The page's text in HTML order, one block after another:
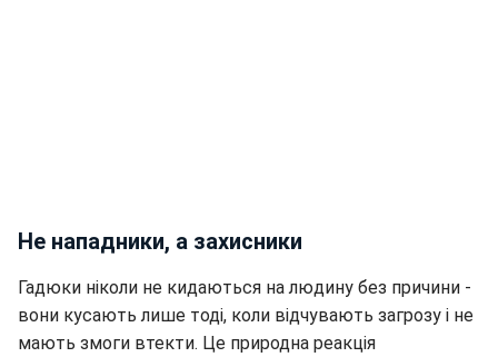
Не нападники, а захисники
Гадюки ніколи не кидаються на людину без причини -
вони кусають лише тоді, коли відчувають загрозу і не
мають змоги втекти. Це природна реакція